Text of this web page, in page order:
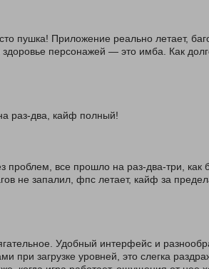
пушка! Приложение реально летает,
персонажей — это имба. Как
раз-два, кайф полный!
все прошло на раз-два-три, как
не запалил, фпс летает, кайф за
Удобный интерфейс и
при загрузке уровней, это слегка